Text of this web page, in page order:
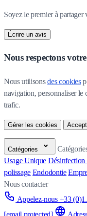
Soyez le premier à partager
Écrire un avis
Nous respectons
Nous utilisons des cookies
navigation, personnaliser le
trafic.
Gérer les cookies
Catégories
Usage Unique Désinfection
polissage Endodontie
Nous contacter
Appelez-nous +33
[email protected]